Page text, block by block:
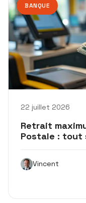
BANQUE
22 juillet 2026
Retrait
Postale : tout
Vincent